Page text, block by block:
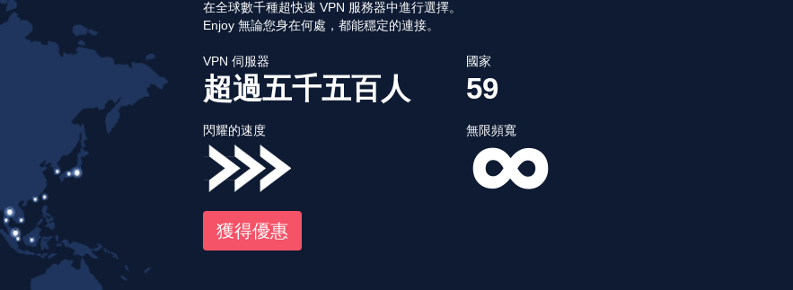
在全球數千種超快速 VPN 服務器中進行選擇。
Enjoy 無論您身在何處，都能穩定的連接。
VPN 伺服器
超過五千五百人
國家
59
閃耀的速度 無限頻寬
獲得優惠